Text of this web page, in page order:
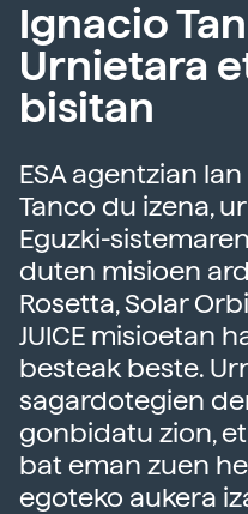
Ignacio
Urnietara
bisitan
ESA agentzian
Tanco du izena,
Eguzki-
duten misioen
Rosetta, Solar
JUICE misioetan
besteak beste.
sagardotegien
gonbidatu zion,
bat eman zuen
egoteko aukera